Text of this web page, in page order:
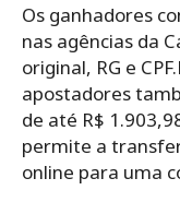
Os ganhadores
nas agências da
original, RG e
apostadores
de até R$
permite a
online para uma